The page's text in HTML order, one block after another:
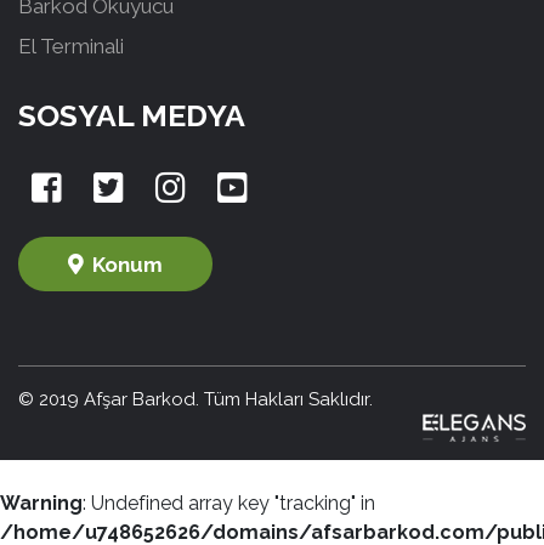
Barkod Okuyucu
El Terminali
SOSYAL MEDYA
Konum
© 2019 Afşar Barkod. Tüm Hakları Saklıdır.
Warning: Undefined array key "tracking" in
/home/u748652626/domains/afsarbarkod.com/